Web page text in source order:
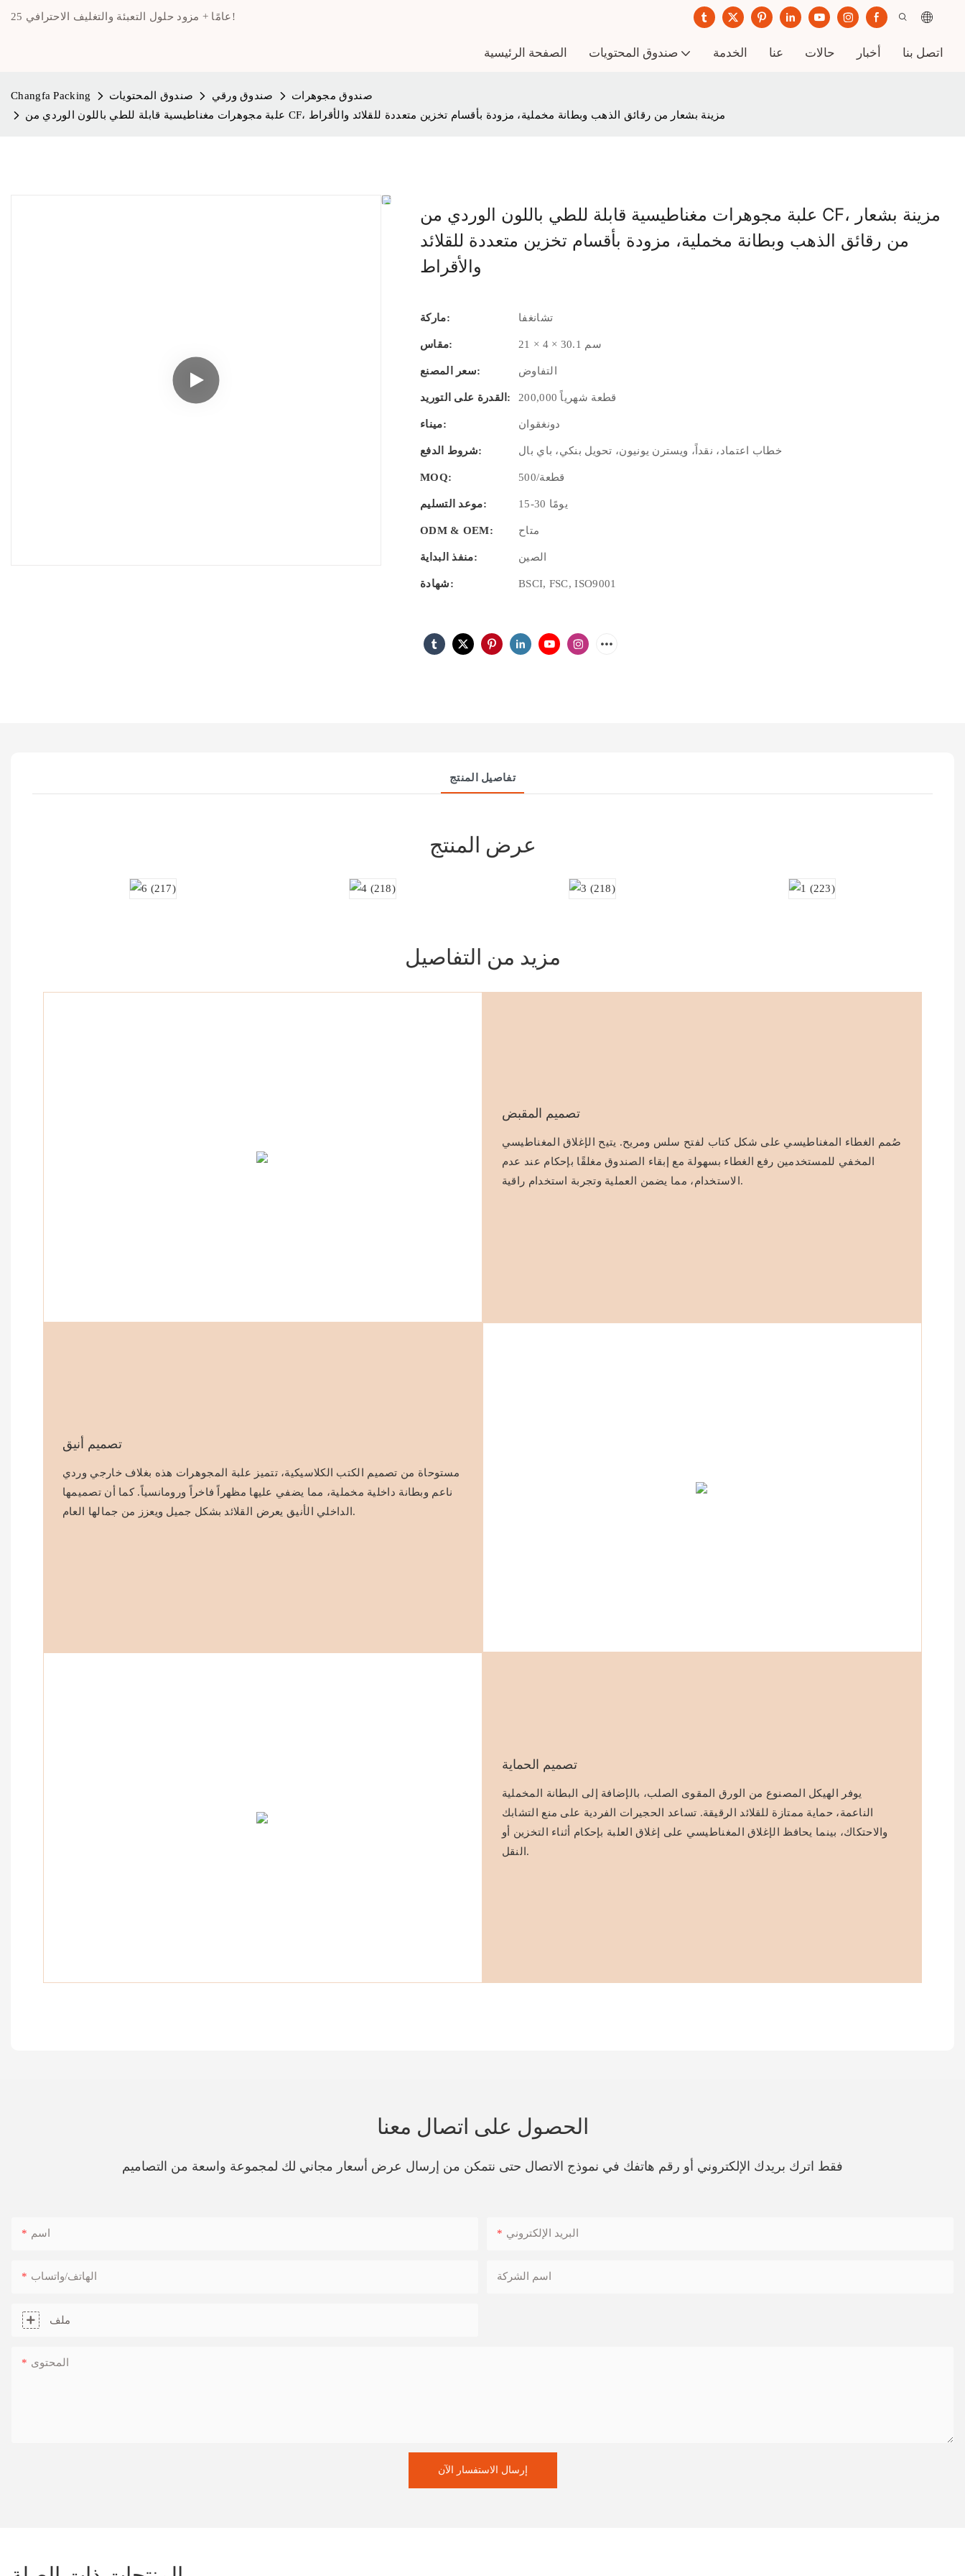
25 عامًا + مزود حلول التعبئة والتغليف الاحترافي!
الصفحة الرئيسية صندوق المحتويات الخدمة عنا حالات أخبار اتصل بنا
Changfa Packing صندوق المحتويات صندوق ورقي
صندوق مجوهرات
علبة مجوهرات مغناطيسية قابلة للطي باللون الوردي من CF، مزينة بشعار من رقائق الذهب وبطانة مخملية، مزودة بأقسام تخزين متعددة للقلائد والأقراط
علبة مجوهرات مغناطيسية قابلة للطي باللون الوردي من CF، مزينة بشعار
من رقائق الذهب وبطانة مخملية، مزودة بأقسام تخزين متعددة للقلائد
والأقراط
ماركة: تشانغفا
مقاس: 21 × 4 × 30.1 سم
سعر المصنع: التفاوض
القدرة على التوريد: 200,000 قطعة شهرياً
ميناء: دونغقوان
شروط الدفع: خطاب اعتماد، نقداً، ويسترن يونيون، تحويل بنكي، باي بال
MOQ: 500/قطعة
موعد التسليم: 15-30 يومًا
ODM & OEM: متاح
منفذ البداية: الصين
شهادة: BSCI, FSC, ISO9001
تفاصيل المنتج
عرض المنتج
مزيد من التفاصيل
تصميم المقبض
صُمم الغطاء المغناطيسي على شكل كتاب لفتح سلس ومريح. يتيح الإغلاق المغناطيسي
المخفي للمستخدمين رفع الغطاء بسهولة مع إبقاء الصندوق مغلقًا بإحكام عند عدم
الاستخدام، مما يضمن العملية وتجربة استخدام راقية.
تصميم أنيق
مستوحاة من تصميم الكتب الكلاسيكية، تتميز علبة المجوهرات هذه بغلاف خارجي وردي
ناعم وبطانة داخلية مخملية، مما يضفي عليها مظهراً فاخراً ورومانسياً. كما أن تصميمها
الداخلي الأنيق يعرض القلائد بشكل جميل ويعزز من جمالها العام.
تصميم الحماية
يوفر الهيكل المصنوع من الورق المقوى الصلب، بالإضافة إلى البطانة المخملية
الناعمة، حماية ممتازة للقلائد الرقيقة. تساعد الحجيرات الفردية على منع التشابك
والاحتكاك، بينما يحافظ الإغلاق المغناطيسي على إغلاق العلبة بإحكام أثناء التخزين أو
النقل.
الحصول على اتصال معنا
فقط اترك بريدك الإلكتروني أو رقم هاتفك في نموذج الاتصال حتى نتمكن من إرسال عرض أسعار مجاني لك لمجموعة واسعة من التصاميم
اسم البريد الإلكتروني
الهاتف/واتساب اسم الشركة
ملف
المحتوى
إرسال الاستفسار الآن